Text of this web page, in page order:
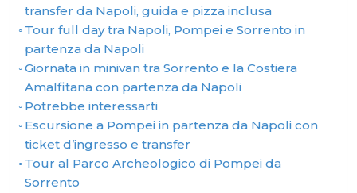
transfer da Napoli, guida e pizza inclusa
Tour full day tra Napoli, Pompei e Sorrento in
partenza da Napoli
Giornata in minivan tra Sorrento e la Costiera
Amalfitana con partenza da Napoli
Potrebbe interessarti
Escursione a Pompei in partenza da Napoli con
ticket d’ingresso e transfer
Tour al Parco Archeologico di Pompei da
Sorrento